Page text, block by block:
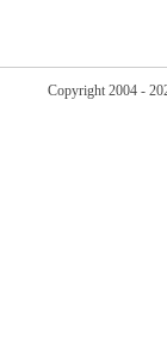
Copyright 2004 -